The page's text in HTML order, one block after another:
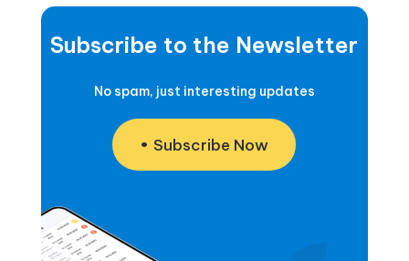
Subscribe to the Newsletter
No spam, just interesting updates
Subscribe Now